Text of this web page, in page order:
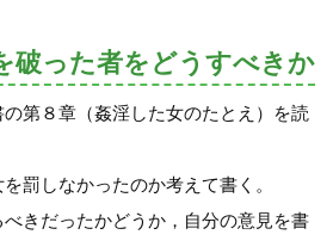
破った者をどうすべきか
第８章（姦淫した女のたとえ）を読
罰しなかったのか考えて書く。
きだったかどうか，自分の意見を書